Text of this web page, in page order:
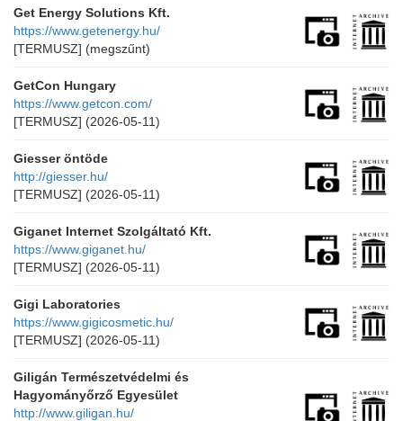
Get Energy Solutions Kft.
https://www.getenergy.hu/
[TERMUSZ] (megszűnt)
GetCon Hungary
https://www.getcon.com/
[TERMUSZ] (2026-05-11)
Giesser öntöde
http://giesser.hu/
[TERMUSZ] (2026-05-11)
Giganet Internet Szolgáltató Kft.
https://www.giganet.hu/
[TERMUSZ] (2026-05-11)
Gigi Laboratories
https://www.gigicosmetic.hu/
[TERMUSZ] (2026-05-11)
Giligán Természetvédelmi és
Hagyományőrző Egyesület
http://www.giligan.hu/